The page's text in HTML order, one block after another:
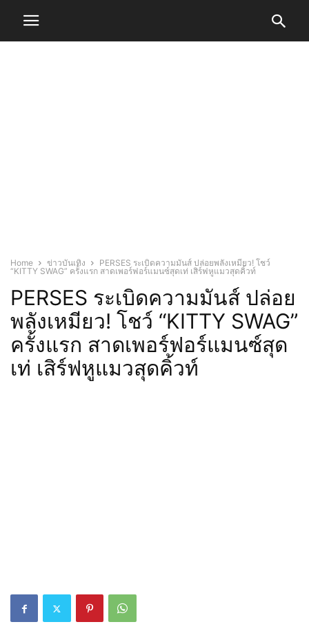
Home ข่าวบันเทิง
PERSES ระเบิดความมันส์ ปล่อยพลังเหมียว! โชว์
“KITTY SWAG” ครั้งแรก สาดเพอร์ฟอร์แมนซ์สุดเท่ เสิร์ฟหูแมวสุดคิ้วท์
PERSES ระเบิดความมันส์ ปล่อย
พลังเหมียว! โชว์ “KITTY SWAG”
ครั้งแรก สาดเพอร์ฟอร์แมนซ์สุด
เท่ เสิร์ฟหูแมวสุดคิ้วท์